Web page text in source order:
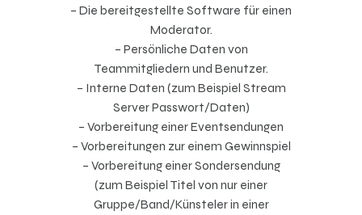
– Die bereitgestellte Software für einen
Moderator.
– Persönliche Daten von
Teammitgliedern und Benutzer.
– Interne Daten (zum Beispiel Stream
Server Passwort/Daten)
– Vorbereitung einer Eventsendungen
– Vorbereitungen zur einem Gewinnspiel
– Vorbereitung einer Sondersendung
(zum Beispiel Titel von nur einer
Gruppe/Band/Künsteler in einer